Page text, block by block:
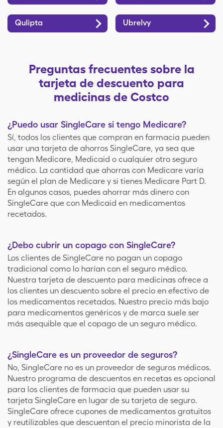
Qulipta Ubrelvy
Preguntas frecuentes sobre la
tarjeta de descuento para
medicinas de Costco
¿Puedo usar SingleCare si tengo Medicare?
Sí, todos los clientes que compran en farmacia pueden
usar una tarjeta de ahorros SingleCare, ya sea que
tengan Medicare, Medicaid o cualquier otro seguro
médico. La cantidad que ahorras con Medicare varía
según el plan de Medicare y si tienes Medicare Part D.
En algunos casos, puedes ahorrar más dinero con
SingleCare que con Medicaid en medicamentos
recetados.
¿Debo cubrir un copago con SingleCare?
Los clientes de SingleCare no pagan un copago
tradicional como lo harían con el seguro médico.
Nuestra tarjeta de descuento para medicinas ofrece a
los clientes un descuento sobre el precio en efectivo de
los medicamentos recetados. Nuestro precio más bajo
para medicamentos genéricos y de marca suele ser
más asequible que el copago de un seguro médico.
¿SingleCare es un proveedor de seguros?
No, SingleCare no es un proveedor de seguros médicos.
Nuestro programa de descuentos en recetas es opcional
para los clientes de farmacia que pueden usar su
tarjeta SingleCare en lugar de su tarjeta de seguro.
SingleCare ofrece cupones de medicamentos gratuitos
y reutilizables que descuentan el precio minorista de la